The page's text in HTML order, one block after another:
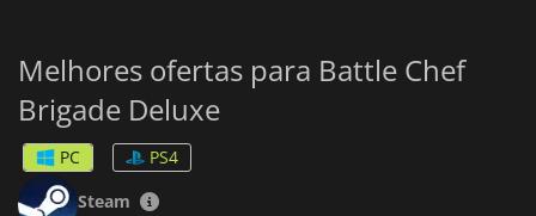
Melhores ofertas para Battle Chef
Brigade Deluxe
PC
PS4
Steam